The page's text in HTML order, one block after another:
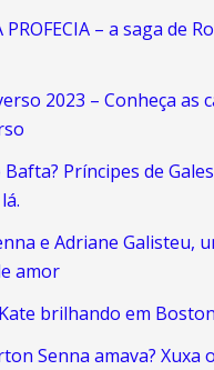
PROFECIA – a saga de
2023 – Conheça as
Bafta? Príncipes de
e Adriane Galisteu,
amor
brilhando em Boston
Senna amava? Xuxa